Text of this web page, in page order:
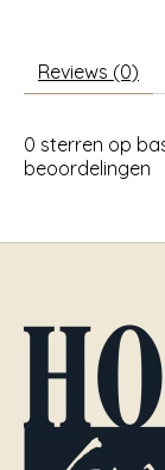
Reviews (0)
0 sterren op
beoordelingen